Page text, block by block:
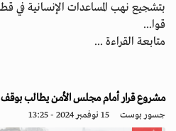
بتشجيع نهب المساعدات الإنسانية في
قوا...
متابعة القراءة ...
مشروع قرار أمام مجلس الأمن يطالب بوقف
جسور بوست 15 نوفمبر 2024 - 13:25